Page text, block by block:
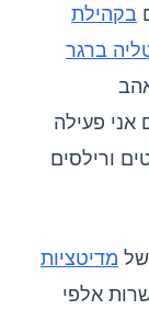
בקהילת
ברגר
אני פעילה
ורילסים
של מדיטציות
אלפי